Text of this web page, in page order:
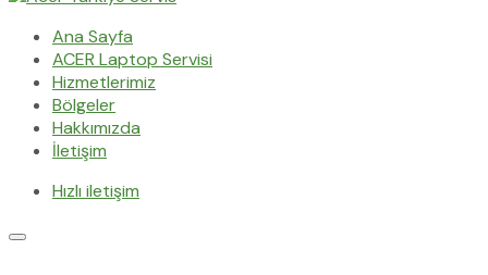
Ana Sayfa
ACER Laptop Servisi
Hizmetlerimiz
Bölgeler
Hakkımızda
İletişim
Hızlı iletişim